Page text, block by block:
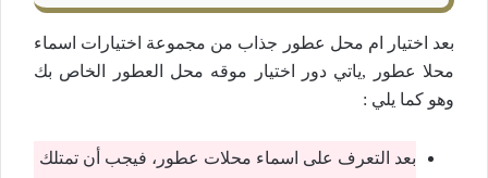
بعد اختيار ام محل عطور جذاب من مجموعة اختيارات اسماء
محلا عطور ,ياتي دور اختيار موقه محل العطور الخاص بك
وهو كما يلي :
بعد التعرف على اسماء محلات عطور، فيجب أن تمتلك